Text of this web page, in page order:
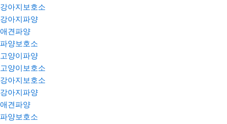
강아지보호소
강아지파양
애견파양
파양보호소
고양이파양
고양이보호소
강아지보호소
강아지파양
애견파양
파양보호소